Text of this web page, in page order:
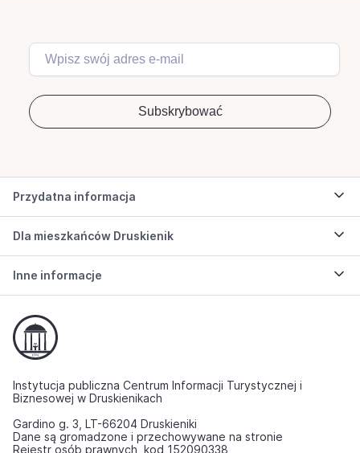
Przydatna informacja
Dla mieszkańców Druskienik
Inne informacje
Instytucja publiczna Centrum Informacji Turystycznej i
Biznesowej w Druskienikach
Gardino g. 3, LT-66204 Druskieniki
Dane są gromadzone i przechowywane na stronie
Rejestr osób prawnych, kod 152090338